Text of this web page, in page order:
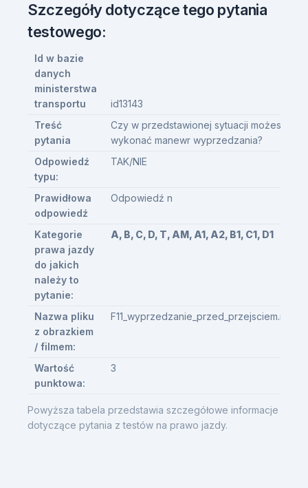
Szczegóły dotyczące tego pytania
testowego:
Powyższa tabela przedstawia szczegółowe informacje
dotyczące pytania z testów na prawo jazdy.
Id w bazie
danych
ministerstwa
transportu
id13143
Treść
pytania
Czy w przedstawionej sytuacji możesz
wykonać manewr wyprzedzania?
Odpowiedź
typu:
TAK/NIE
Prawidłowa
odpowiedź
Odpowiedź n
Kategorie
prawa jazdy
do jakich
należy to
pytanie:
A, B, C, D, T, AM, A1, A2, B1, C1, D1
Nazwa pliku
z obrazkiem
/ filmem:
F11_wyprzedzanie_przed_przejsciem.mp4
Wartość
punktowa:
3